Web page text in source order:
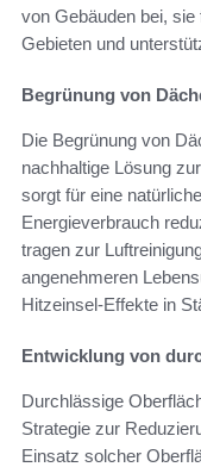
von Gebäuden bei,
Gebieten und
Begrünung von
Die Begrünung von
nachhaltige Lösung
sorgt für eine
Energieverbrauch
tragen zur
angenehmeren
Hitzeinsel-Effekte in
Entwicklung von
Durchlässige
Strategie zur
Einsatz solcher